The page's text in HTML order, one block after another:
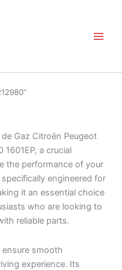
Gaz Citroën Peugeot
a crucial
the performance of your
engineered for
it an essential choice
who are looking to
reliable parts.
ensure smooth
experience. Its